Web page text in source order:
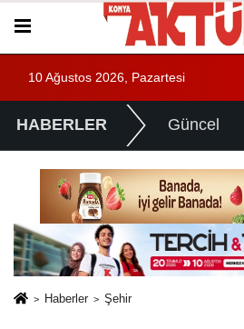
10 Ağustos 2026, Pazartesi
HABERLER Güncel
Haberler Şehir